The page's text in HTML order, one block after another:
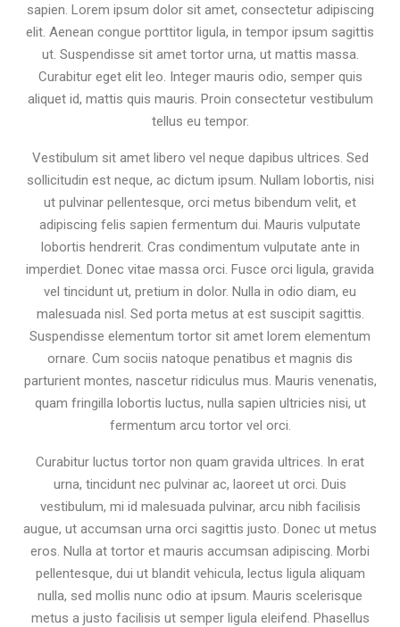
sapien. Lorem ipsum dolor sit amet, consectetur adipiscing
elit. Aenean congue porttitor ligula, in tempor ipsum sagittis
ut. Suspendisse sit amet tortor urna, ut mattis massa.
Curabitur eget elit leo. Integer mauris odio, semper quis
aliquet id, mattis quis mauris. Proin consectetur vestibulum
tellus eu tempor.
Vestibulum sit amet libero vel neque dapibus ultrices. Sed
sollicitudin est neque, ac dictum ipsum. Nullam lobortis, nisi
ut pulvinar pellentesque, orci metus bibendum velit, et
adipiscing felis sapien fermentum dui. Mauris vulputate
lobortis hendrerit. Cras condimentum vulputate ante in
imperdiet. Donec vitae massa orci. Fusce orci ligula, gravida
vel tincidunt ut, pretium in dolor. Nulla in odio diam, eu
malesuada nisl. Sed porta metus at est suscipit sagittis.
Suspendisse elementum tortor sit amet lorem elementum
ornare. Cum sociis natoque penatibus et magnis dis
parturient montes, nascetur ridiculus mus. Mauris venenatis,
quam fringilla lobortis luctus, nulla sapien ultricies nisi, ut
fermentum arcu tortor vel orci.
Curabitur luctus tortor non quam gravida ultrices. In erat
urna, tincidunt nec pulvinar ac, laoreet ut orci. Duis
vestibulum, mi id malesuada pulvinar, arcu nibh facilisis
augue, ut accumsan urna orci sagittis justo. Donec ut metus
eros. Nulla at tortor et mauris accumsan adipiscing. Morbi
pellentesque, dui ut blandit vehicula, lectus ligula aliquam
nulla, sed mollis nunc odio at ipsum. Mauris scelerisque
metus a justo facilisis ut semper ligula eleifend. Phasellus